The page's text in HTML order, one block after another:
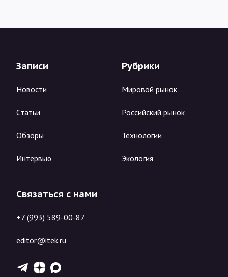
Записи
Новости
Статьи
Обзоры
Интервью
Рубрики
Мировой рынок
Российский рынок
Технологии
Экология
Связаться с нами
+7 (993) 589-00-87
editor@itek.ru
T Z X